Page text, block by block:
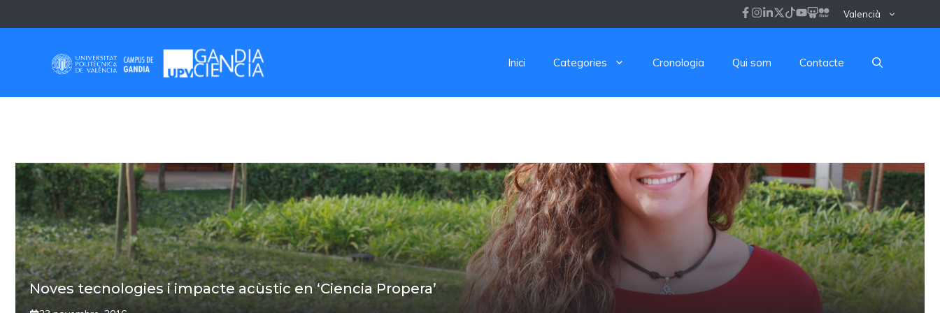
to
Valencià
Inici Categories Cronologia Qui som Contacte
Noves tecnologies i impacte acùstic en ‘Ciencia Propera’